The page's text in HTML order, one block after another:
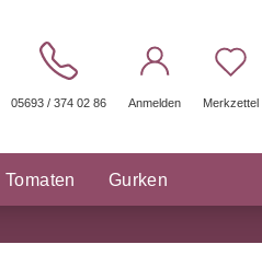
05693 / 374 02 86 Anmelden Merkzettel
Tomaten Gurken